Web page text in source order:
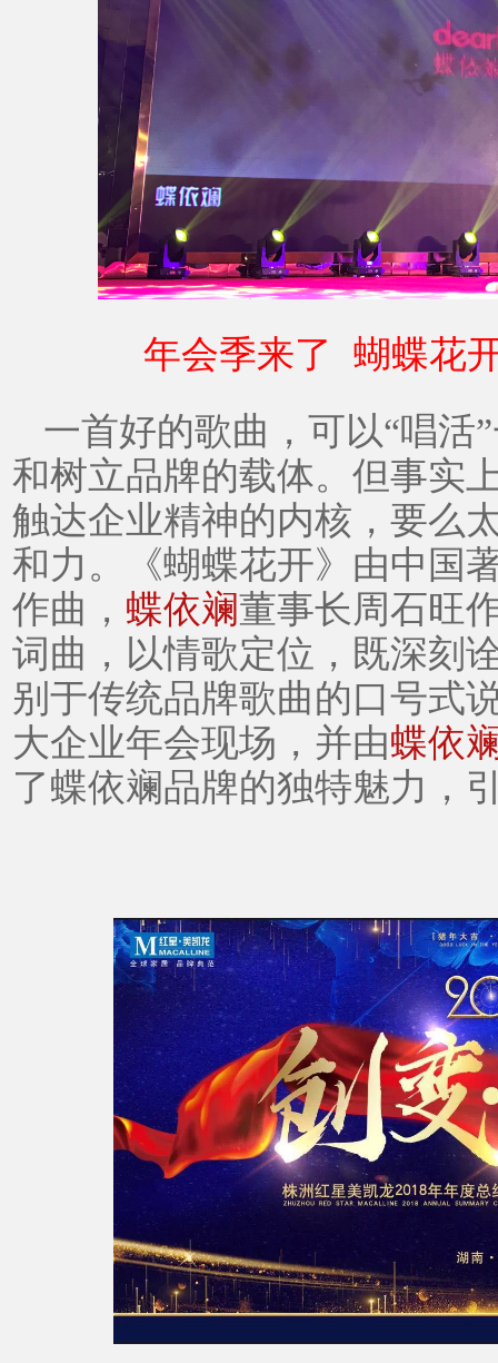
年会季来了
蝴蝶花
一首好的歌曲，可以“唱活
和树立品牌的载体。但事实
触达企业精神的内核，要么
和力。《蝴蝶花开》由中国
作曲， 蝶依斓董事长周石旺
词曲，以情歌定位，既深刻
别于传统品牌歌曲的口号式
大企业年会现场， 并由蝶依
了蝶依斓品牌的独特魅力 ，